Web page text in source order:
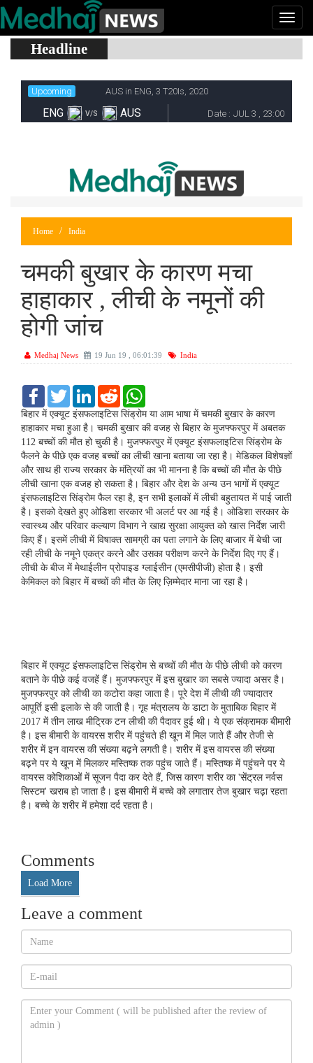
Headline
Home India
चमकी बुखार के कारण मचा
हाहाकार , लीची के नमूनों की
होगी जांच
Medhaj News 19 Jun 19 , 06:01:39 India
F
c
e
o
o
k
T
t
t
e
r
L
n
k
d
I
n
R
d
d
i
t
a
t
A
p
p
बिहार में एक्यूट इंसफलाइटिस सिंड्रोम या आम भाषा में चमकी बुखार के कारण
हाहाकार मचा हुआ है। चमकी बुखार की वजह से बिहार के मुजफ्फरपुर में अबतक
112 बच्चों की मौत हो चुकी है। मुजफ्फरपुर में एक्यूट इंसफलाइटिस सिंड्रोम के
फैलने के पीछे एक वजह बच्चों का लीची खाना बताया जा रहा है। मेडिकल विशेषज्ञों
और साथ ही राज्य सरकार के मंत्रियों का भी मानना है कि बच्चों की मौत के पीछे
लीची खाना एक वजह हो सकता है। बिहार और देश के अन्य उन भागों में एक्यूट
इंसफलाइटिस सिंड्रोम फैल रहा है, इन सभी इलाकों में लीची बहुतायत में पाई जाती
है। इसको देखते हुए ओडिशा सरकार भी अलर्ट पर आ गई है। ओडिशा सरकार के
स्वास्थ्य और परिवार कल्याण विभाग ने खाद्य सुरक्षा आयुक्त को खास निर्देश जारी
किए हैं। इसमें लीची में विषाक्त सामग्री का पता लगाने के लिए बाजार में बेची जा
रही लीची के नमूने एकत्र करने और उसका परीक्षण करने के निर्देश दिए गए हैं।
लीची के बीज में मेथाईलीन प्रोपाइड ग्लाईसीन (एमसीपीजी) होता है। इसी
केमिकल को बिहार में बच्चों की मौत के लिए ज़िम्मेदार माना जा रहा है।
बिहार में एक्यूट इंसफलाइटिस सिंड्रोम से बच्चों की मौत के पीछे लीची को कारण
बताने के पीछे कई वजहें हैं। मुजफ्फरपुर में इस बुखार का सबसे ज्यादा असर है।
मुजफ्फरपुर को लीची का कटोरा कहा जाता है। पूरे देश में लीची की ज्यादातर
आपूर्ति इसी इलाके से की जाती है। गृह मंत्रालय के डाटा के मुताबिक बिहार में
2017 में तीन लाख मीट्रिक टन लीची की पैदावर हुई थी। ये एक संक्रामक बीमारी
है। इस बीमारी के वायरस शरीर में पहुंचते ही खून में मिल जाते हैं और तेजी से
शरीर में इन वायरस की संख्या बढ़ने लगती है। शरीर में इस वायरस की संख्या
बढ़ने पर ये खून में मिलकर मस्तिष्क तक पहुंच जाते हैं। मस्तिष्क में पहुंचने पर ये
वायरस कोशिकाओं में सूजन पैदा कर देते हैं, जिस कारण शरीर का 'सेंट्रल नर्वस
सिस्टम' खराब हो जाता है। इस बीमारी में बच्चे को लगातार तेज बुखार चढ़ा रहता
है। बच्चे के शरीर में हमेशा दर्द रहता है।
Comments
Load More
Leave a comment